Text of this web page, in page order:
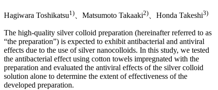
Hagiwara Toshikatsu1)、Matsumoto Takaaki2)、Honda Takeshi3)
The high-quality silver colloid preparation (hereinafter referred to as
“the preparation”) is expected to exhibit antibacterial and antiviral
effects due to the use of silver nanocolloids. In this study, we tested
the antibacterial effect using cotton towels impregnated with the
preparation and evaluated the antiviral effects of the silver colloid
solution alone to determine the extent of effectiveness of the
developed preparation.